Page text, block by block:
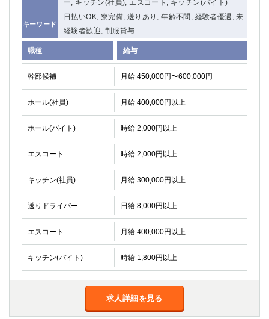
ー, キッチン(社員), エスコート, キッチン(バイト)
キーワード
日払いOK, 寮完備, 送りあり, 年齢不問, 経験者優遇, 未
経験者歓迎, 制服貸与
職種 給与
幹部候補 月給 450,000円〜600,000円
ホール(社員) 月給 400,000円以上
ホール(バイト) 時給 2,000円以上
エスコート 時給 2,000円以上
キッチン(社員) 月給 300,000円以上
送りドライバー 日給 8,000円以上
エスコート 月給 400,000円以上
キッチン(バイト) 時給 1,800円以上
求人詳細を見る